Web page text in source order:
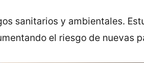
sanitarios y ambientales.
el riesgo de nuevas